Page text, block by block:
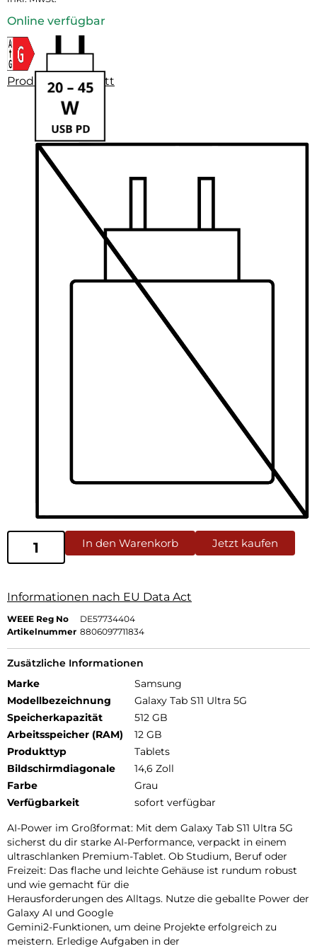
Online verfügbar
Produktdatenblatt
In den Warenkorb Jetzt kaufen
Informationen nach EU Data Act
WEEE Reg No
DE57734404
Artikelnummer 8806097711834
Zusätzliche Informationen
Marke
Samsung
Modellbezeichnung
Galaxy Tab S11 Ultra 5G
Speicherkapazität
512 GB
Arbeitsspeicher (RAM)
12 GB
Produkttyp
Tablets
Bildschirmdiagonale
14,6 Zoll
Farbe
Grau
Verfügbarkeit
sofort verfügbar
AI-Power im Großformat: Mit dem Galaxy Tab S11 Ultra 5G
sicherst du dir starke AI-Performance, verpackt in einem
ultraschlanken Premium-Tablet. Ob Studium, Beruf oder
Freizeit: Das flache und leichte Gehäuse ist rundum robust
und wie gemacht für die
Herausforderungen des Alltags. Nutze die geballte Power der
Galaxy AI und Google
Gemini2-Funktionen, um deine Projekte erfolgreich zu
meistern. Erledige Aufgaben in der